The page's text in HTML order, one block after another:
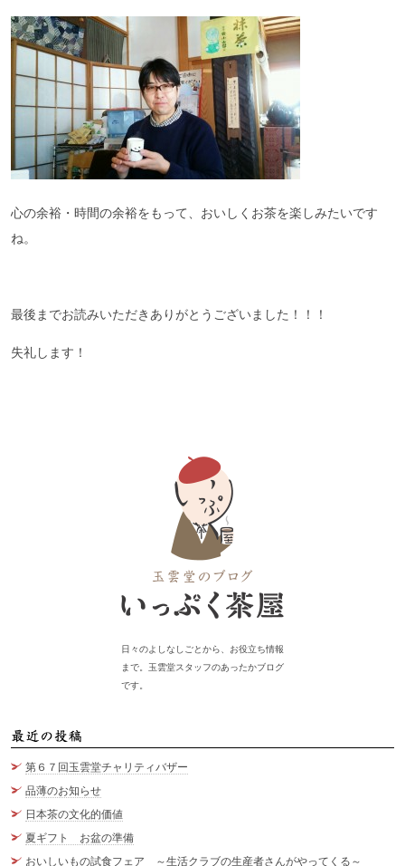
心の余裕・時間の余裕をもって、おいしくお茶を楽しみたいです
ね。
最後までお読みいただきありがとうございました！！！
失礼します！
日々のよしなしごとから、お役立ち情報
まで。玉雲堂スタッフのあったかブログ
です。
第６７回玉雲堂チャリティバザー
品薄のお知らせ
日本茶の文化的価値
夏ギフト お盆の準備
おいしいもの試食フェア ～生活クラブの生産者さんがやってくる～